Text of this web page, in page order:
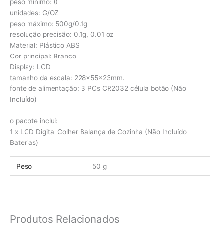
peso mínimo: 0
unidades: G/OZ
peso máximo: 500g/0.1g
resolução precisão: 0.1g, 0.01 oz
Material: Plástico ABS
Cor principal: Branco
Display: LCD
tamanho da escala: 228x55x23mm.
fonte de alimentação: 3 PCs CR2032 célula botão (Não
Incluído)
o pacote inclui:
1 x LCD Digital Colher Balança de Cozinha (Não Incluído
Baterias)
Peso 50 g
Produtos Relacionados